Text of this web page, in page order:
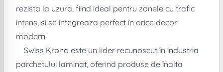
rezista la uzura, fiind ideal pentru zonele cu trafic
intens, si se integreaza perfect în orice decor
modern.
Swiss Krono este un lider recunoscut în industria
parchetului laminat, oferind produse de înalta